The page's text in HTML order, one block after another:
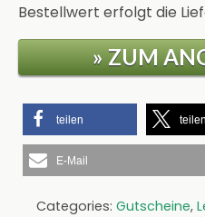
Bestellwert erfolgt die
» ZUM
teilen teilen
E-Mail
Categories: Gutscheine,